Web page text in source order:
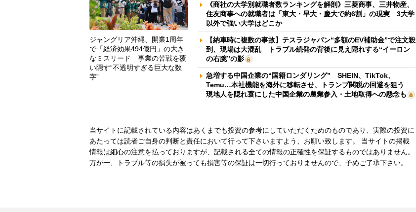
ジャングリア沖縄、開業1周年
で「経済効果494億円」の大き
なミスリード 事業の苦戦を覆
い隠す“不透明すぎる巨大な数
字”
《商社の大学別就職者数ランキングを解剖》三菱商事、三井物産、
住友商事への就職者は「東大・早大・慶大で約6割」の現実 3大学
以外で強い大学はどこか
【納車時に複数の事故】テスラジャパン“多額のEV補助金”で注文殺
到、現場は大混乱 トラブル続発の背後に見え隠れする“イーロン
の右腕”の影
急増する中国企業の“国籍ロンダリング” SHEIN、TikTok、
Temu…本社機能を海外に移転させ、トランプ関税の回避を狙う
現地人を隠れ蓑にした中国企業の農業参入・土地取得への懸念も
当サイトに記載されている内容はあくまでも投資の参考にしていただくためのものであり、実際の投資に
あたっては読者ご自身の判断と責任において行って下さいますよう、お願い致します。 当サイトの掲載
情報は細心の注意を払っておりますが、記載される全ての情報の正確性を保証するものではありません。
万が一、トラブル等の損失が被っても損害等の保証は一切行っておりませんので、予めご了承下さい。